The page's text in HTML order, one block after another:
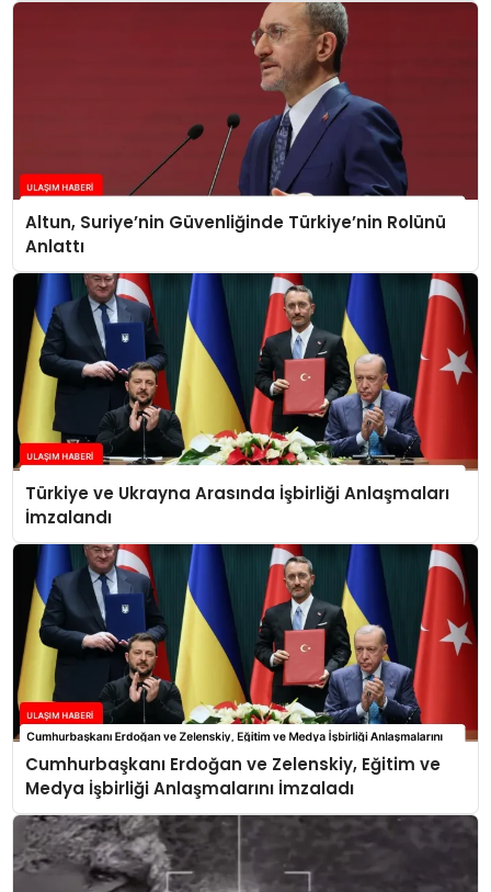
Altun, Suriye’nin Güvenliğinde Türkiye’nin Rolünü
Anlattı
Türkiye ve Ukrayna Arasında İşbirliği Anlaşmaları
İmzalandı
Cumhurbaşkanı Erdoğan ve Zelenskiy, Eğitim ve
Medya İşbirliği Anlaşmalarını İmzaladı